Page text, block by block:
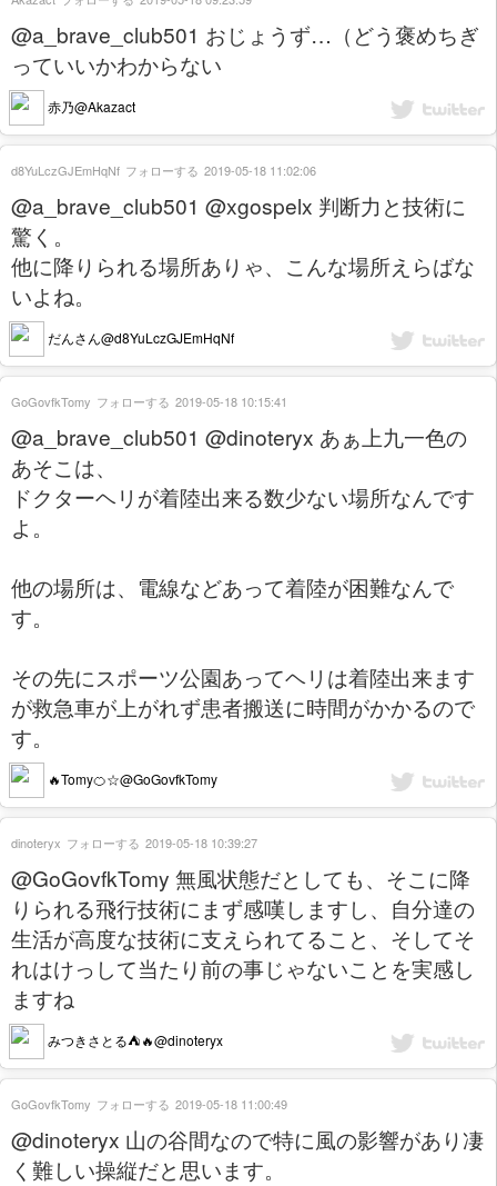
@a_brave_club501 おじょうず…（どう褒めちぎ
っていいかわからない
赤乃@Akazact
@a_brave_club501 @xgospelx 判断力と技術に
驚く。
他に降りられる場所ありゃ、こんな場所えらばな
いよね。
だんさん@d8YuLczGJEmHqNf
d8YuLczGJEmHqNf フォローする 2019-05-18 11:02:06
@a_brave_club501 @dinoteryx あぁ上九一色の
あそこは、
ドクターヘリが着陸出来る数少ない場所なんです
よ。
他の場所は、電線などあって着陸が困難なんで
す。
その先にスポーツ公園あってヘリは着陸出来ます
が救急車が上がれず患者搬送に時間がかかるので
す。
🔥Tomy🍊☆@GoGovfkTomy
GoGovfkTomy フォローする 2019-05-18 10:15:41
@GoGovfkTomy 無風状態だとしても、そこに降
りられる飛行技術にまず感嘆しますし、自分達の
生活が高度な技術に支えられてること、そしてそ
れはけっして当たり前の事じゃないことを実感し
ますね
みつきさとる⛺🔥@dinoteryx
dinoteryx フォローする 2019-05-18 10:39:27
@dinoteryx 山の谷間なので特に風の影響があり凄
く難しい操縦だと思います。
GoGovfkTomy フォローする 2019-05-18 11:00:49